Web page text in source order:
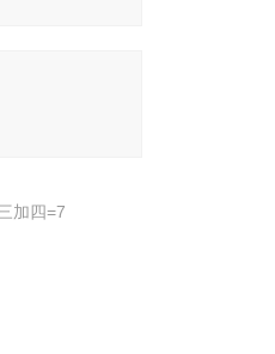
加四=7